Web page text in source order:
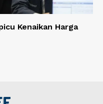
Kenaikan Harga